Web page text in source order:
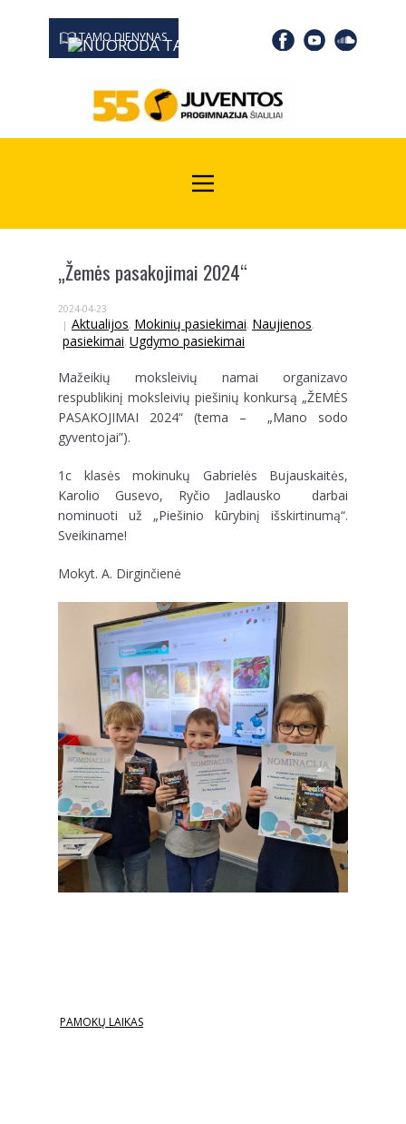
TAMO DIENYNAS
0667 19366
„Žemės pasakojimai 2024“
2024-04-23
Aktualijos, Mokinių pasiekimai, Naujienos,
pasiekimai, Ugdymo pasiekimai
Mažeikių moksleivių namai organizavo
respublikinį moksleivių piešinių konkursą „ŽEMĖS
PASAKOJIMAI 2024“ (tema – „Mano sodo
gyventojai”).
1c klasės mokinukų Gabrielės Bujauskaitės,
Karolio Gusevo, Ryčio Jadlausko darbai
nominuoti už „Piešinio kūrybinį išskirtinumą“.
Sveikiname!
Mokyt. A. Dirginčienė
PAMOKŲ LAIKAS